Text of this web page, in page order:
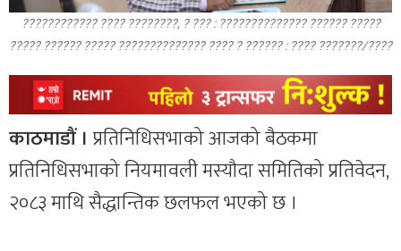
???????????? ???? ????????, ? ??? : ?????????????? ?????? ?????
????? ?????? ????? ?????????????? ???? ? ?????? : ???? ???????/????
काठमाडौं । प्रतिनिधिसभाको आजको बैठकमा
प्रतिनिधिसभाको नियमावली मस्यौदा समितिको प्रतिवेदन,
२०८३ माथि सैद्धान्तिक छलफल भएको छ ।